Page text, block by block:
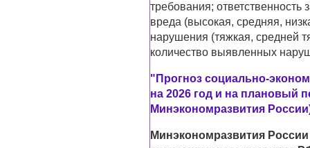
требования;
вреда (высокая, средняя,
нарушения (тяжкая, средней
количество выявленных
"Прогноз социально-
на 2026 год и на плановый
Минэкономразвития
Минэкономразвития